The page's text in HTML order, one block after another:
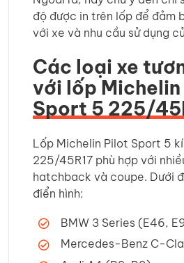
độ được in trên lốp để đảm
với xe và nhu cầu sử dụng
Các loại xe
với lốp
Sport 5 225/
Lốp Michelin Pilot Sport 5
225/45R17 phù hợp với
hatchback và coupe. Dưới
điển hình:
BMW 3 Series (E46,
Mercedes-Benz C-